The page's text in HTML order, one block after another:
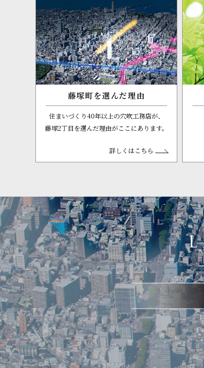
藤塚町を選んだ理由
住まいづくり40年以上の穴吹工務店が、
藤塚2丁目を選んだ理由がここにあります。
詳しくはこちら